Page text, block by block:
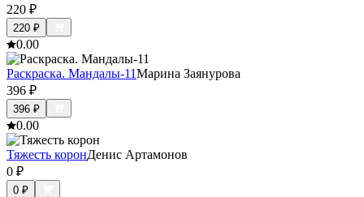
220 ₽
220 ₽
0.00
Раскраска. Мандалы-11Марина Заянурова
396 ₽
396 ₽
0.00
Тяжесть коронДенис Артамонов
0 ₽
0 ₽